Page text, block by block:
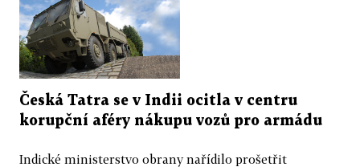
Česká Tatra se v Indii ocitla v centru
korupční aféry nákupu vozů pro armádu
Indické ministerstvo obrany nařídilo prošetřit